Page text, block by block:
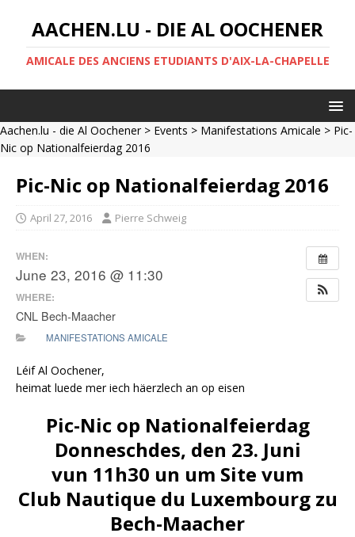
AACHEN.LU - DIE AL OOCHENER
AMICALE DES ANCIENS ETUDIANTS D'AIX-LA-CHAPELLE
Aachen.lu - die Al Oochener> Events > Manifestations Amicale > Pic-
Nic op Nationalfeierdag 2016
Pic-Nic op Nationalfeierdag 2016
April 27, 2016 Pierre Schweig
WHEN:
June 23, 2016 @ 11:30
WHERE:
CNL Bech-Maacher
MANIFESTATIONS AMICALE
Léif Al Oochener,
heimat luede mer iech häerzlech an op eisen
Pic-Nic op Nationalfeierdag
Donneschdes, den 23. Juni
vun 11h30 un um Site vum
Club Nautique du Luxembourg zu
Bech-Maacher